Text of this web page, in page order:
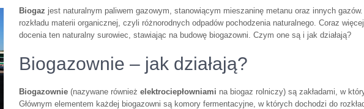
Biogaz jest naturalnym paliwem gazowym, stanowiącym mieszaninę metanu oraz innych
rozkładu materii organicznej, czyli różnorodnych odpadów pochodzenia naturalnego. Coraz
docenia ten naturalny surowiec, stawiając na budowę biogazowni. Czym one są i jak działają?
Biogazownie – jak działają?
Biogazownie (nazywane również elektrociepłowniami na biogaz rolniczy) są zakładami, w
Głównym elementem każdej biogazowni są komory fermentacyjne, w których dochodzi do